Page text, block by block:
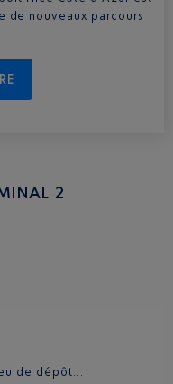
de nouveaux parcours
2
de dépôt...